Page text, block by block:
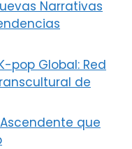
Narrativas
pop Global: Red
de
que